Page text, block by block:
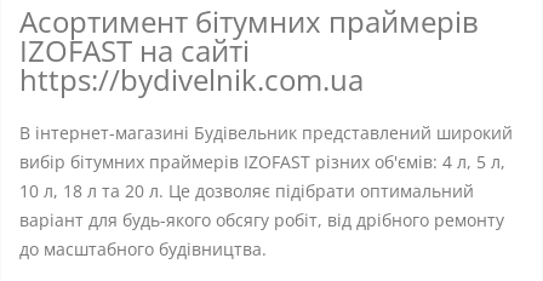
Асортимент бітумних праймерів
IZOFAST на сайті
https://bydivelnik.com.ua
В інтернет-магазині Будівельник представлений широкий
вибір бітумних праймерів IZOFAST різних об'ємів: 4 л, 5 л,
10 л, 18 л та 20 л. Це дозволяє підібрати оптимальний
варіант для будь-якого обсягу робіт, від дрібного ремонту
до масштабного будівництва.